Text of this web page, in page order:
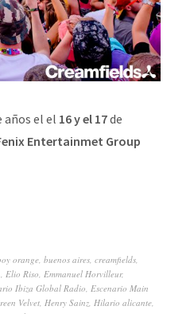
años el el 16 y el 17de
Entertainmet Group
orange, buenos aires, creamfields,
, Elio Riso, Emmanuel Horvilleur,
Ibiza Global Radio, Escenario Main
Velvet, Henry Sainz, Hilario alicante,